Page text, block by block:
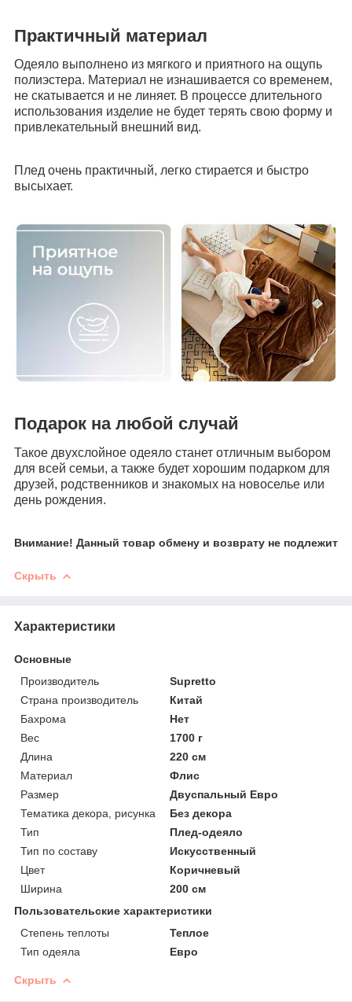
Практичный материал
Одеяло выполнено из мягкого и приятного на ощупь
полиэстера. Материал не изнашивается со временем,
не скатывается и не линяет. В процессе длительного
использования изделие не будет терять свою форму и
привлекательный внешний вид.
Плед очень практичный, легко стирается и быстро
высыхает.
Подарок на любой случай
Такое двухслойное одеяло станет отличным выбором
для всей семьи, а также будет хорошим подарком для
друзей, родственников и знакомых на новоселье или
день рождения.
Внимание! Данный товар обмену и возврату не подлежит
Скрыть
Характеристики
Основные
Производитель
Supretto
Страна производитель
Китай
Бахрома
Нет
Вес
1700 г
Длина
220 см
Материал
Флис
Размер
Двуспальный Евро
Тематика декора, рисунка
Без декора
Тип
Плед-одеяло
Тип по составу
Искусственный
Цвет
Коричневый
Ширина
200 см
Пользовательские характеристики
Степень теплоты
Теплое
Тип одеяла
Евро
Скрыть